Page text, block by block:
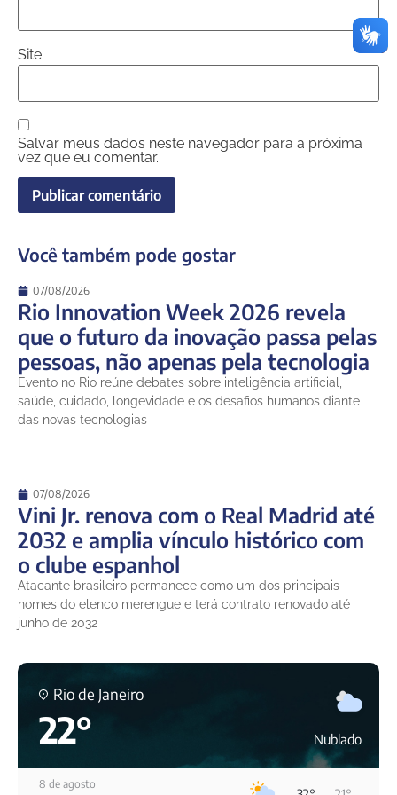
Site
Salvar meus dados neste navegador para a próxima
vez que eu comentar.
Você também pode gostar
07/08/2026
Rio Innovation Week 2026 revela
que o futuro da inovação passa pelas
pessoas, não apenas pela tecnologia
Evento no Rio reúne debates sobre inteligência artificial,
saúde, cuidado, longevidade e os desafios humanos diante
das novas tecnologias
07/08/2026
Vini Jr. renova com o Real Madrid até
2032 e amplia vínculo histórico com
o clube espanhol
Atacante brasileiro permanece como um dos principais
nomes do elenco merengue e terá contrato renovado até
junho de 2032
Rio de Janeiro
22° Nublado
8 de agosto